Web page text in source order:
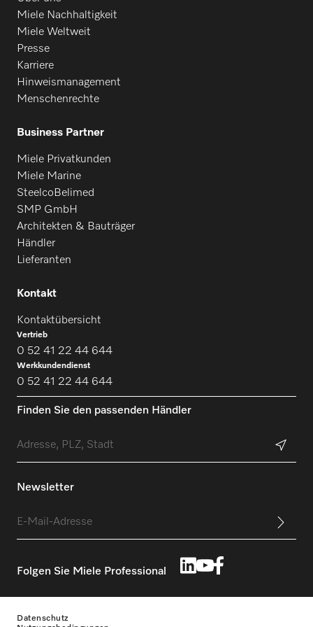
Miele Nachhaltigkeit
Miele Weltweit
Presse
Karriere
Hinweismanagement
Menschenrechte
Business Partner
Miele Privatkunden
Miele Marine
SteelcoBelimed
SMP GmbH
Architekten & Bauträger
Händler
Lieferanten
Kontakt
Kontaktübersicht
Vertrieb
0 52 41 22 44 644
Werkkundendienst
0 52 41 22 44 644
Finden Sie den passenden Händler
Newsletter
Folgen Sie Miele Professional
Datenschutz